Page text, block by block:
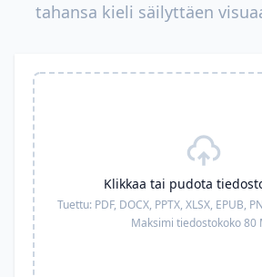
tahansa kieli säilyttäen
Klikkaa tai pudota
Tuettu: PDF, DOCX, PPTX, XLSX, EPUB,
Maksimi tiedostokoko 80